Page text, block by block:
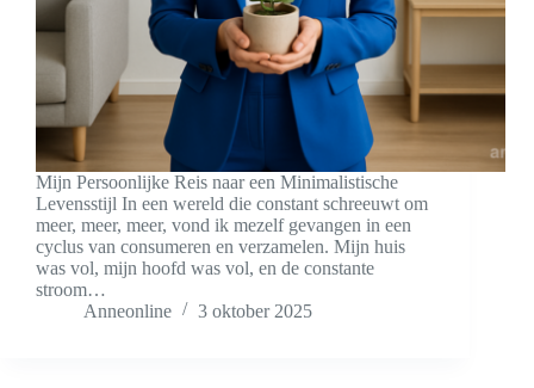
Mijn Persoonlijke Reis naar een Minimalistische
Levensstijl In een wereld die constant schreeuwt om
meer, meer, meer, vond ik mezelf gevangen in een
cyclus van consumeren en verzamelen. Mijn huis
was vol, mijn hoofd was vol, en de constante
stroom…
Anneonline
3 oktober 2025